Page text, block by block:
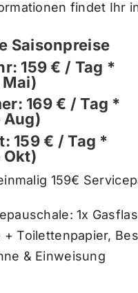
findet Ihr
Saisonpreise
159 € / Tag *
Mai)
169 € / Tag *
Aug)
159 € / Tag *
Okt)
159€
1x
+ Toilettenpapier,
& Einweisung